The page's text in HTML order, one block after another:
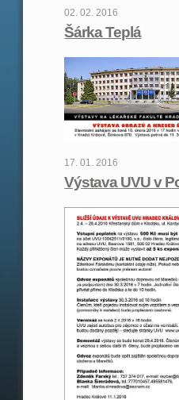
02. 02. 2016
Šárka Teplá
17. 01. 2016
Výstava UVU v